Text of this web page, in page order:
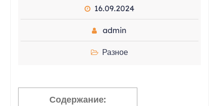
16.09.2024
admin
Разное
Содержание: